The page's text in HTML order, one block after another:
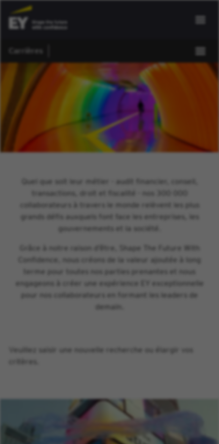
Carrières
Quel que soit leur métier - audit financier, conseil,
transactions, droit et fiscalité - nos 300 000
collaborateurs à travers le monde relèvent les plus
grands défis auxquels font face les entreprises, les
gouvernements et la société.
Grâce à notre raison d’être, Shape The Future With
Confidence, nous créons de la valeur ajoutée à long
terme pour toutes nos parties prenantes et nous
engageons à créer une expérience EY exceptionnelle
pour nos collaborateurs en formant les leaders de
demain.
Veuillez saisir une nouvelle recherche ou élargir vos
critères.